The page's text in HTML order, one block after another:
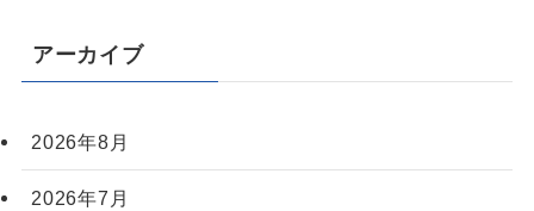
アーカイブ
2026年8月
2026年7月